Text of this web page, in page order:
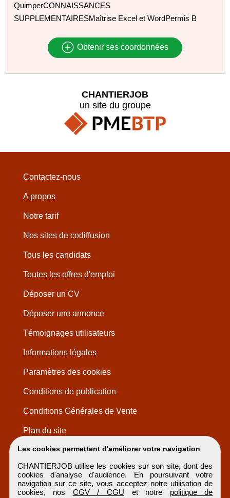
QuimperCONNAISSANCES
SUPPLEMENTAIRESMaîtrise Excel et WordPermis B
Obtenir ses coordonnées
Les cookies permettent d'améliorer votre navigation
CHANTIERJOB utilise les cookies sur son site, dont des
cookies d'analyse d'audience. En poursuivant votre
navigation sur ce site, vous acceptez notre utilisation de
cookies, nos CGV / CGU et notre politique de
CHANTIERJOB
un site du groupe
Contactez-nous
A propos
Notre tarif
Nos sites de codiffusion
Tous les candidats
Toutes les offres d'emploi
Déposer un CV
Déposer une annonce
Témoignages utilisateurs
Informations légales
Paramètres des cookies
Conditions de publication
Conditions Générales de Vente
Plan du site